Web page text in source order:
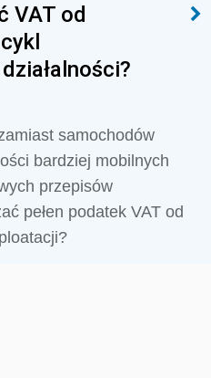
VAT od
samochodów
bardziej mobilnych
przepisów
pełen podatek VAT od